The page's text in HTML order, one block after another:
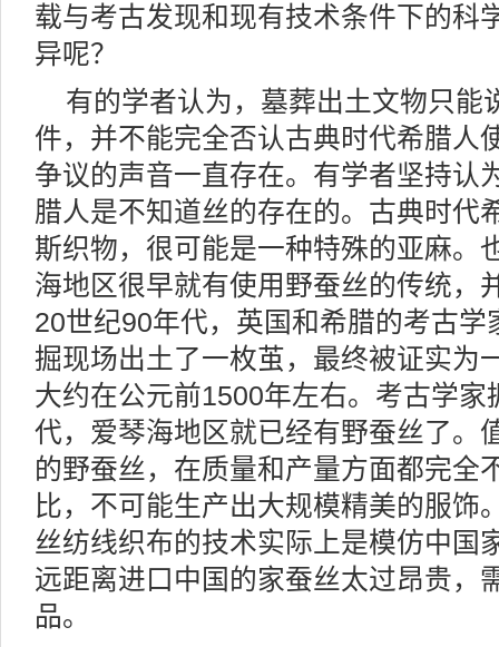
载与考古发现和现有技术条件下的科
异呢？
有的学者认为，墓葬出土文物只能
件，并不能完全否认古典时代希腊人
争议的声音一直存在。有学者坚持认
腊人是不知道丝的存在的。古典时代
斯织物，很可能是一种特殊的亚麻。
海地区很早就有使用野蚕丝的传统，
20世纪90年代，英国和希腊的考古学
掘现场出土了一枚茧，最终被证实为
大约在公元前1500年左右。考古学家
代，爱琴海地区就已经有野蚕丝了。
的野蚕丝，在质量和产量方面都完全
比，不可能生产出大规模精美的服饰
丝纺线织布的技术实际上是模仿中国
远距离进口中国的家蚕丝太过昂贵，
品。